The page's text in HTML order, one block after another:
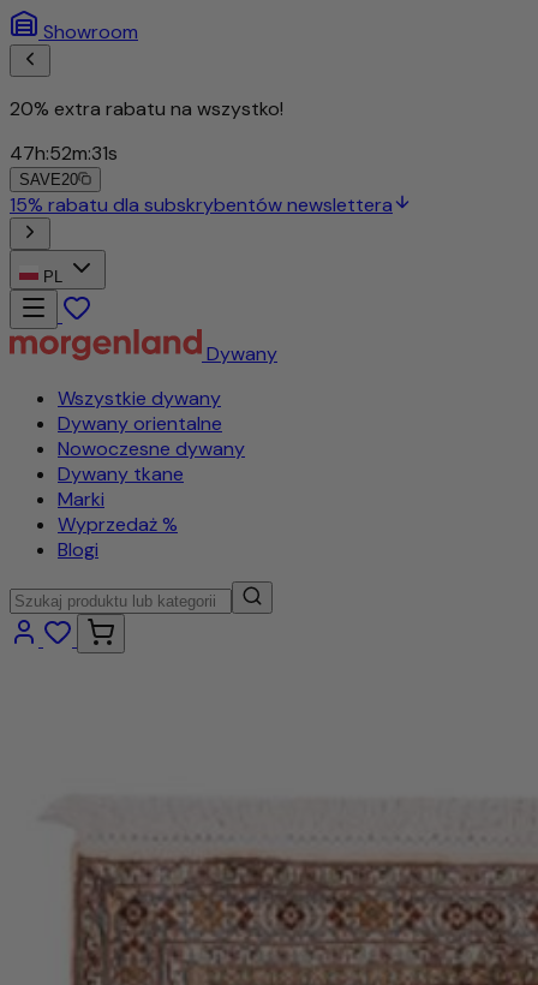
Showroom
20% extra rabatu na wszystko!
47h:52m:27s
SAVE20
15% rabatu dla subskrybentów newslettera
PL
Dywany
Wszystkie dywany
Dywany orientalne
Nowoczesne dywany
Dywany tkane
Marki
Wyprzedaż %
Blogi